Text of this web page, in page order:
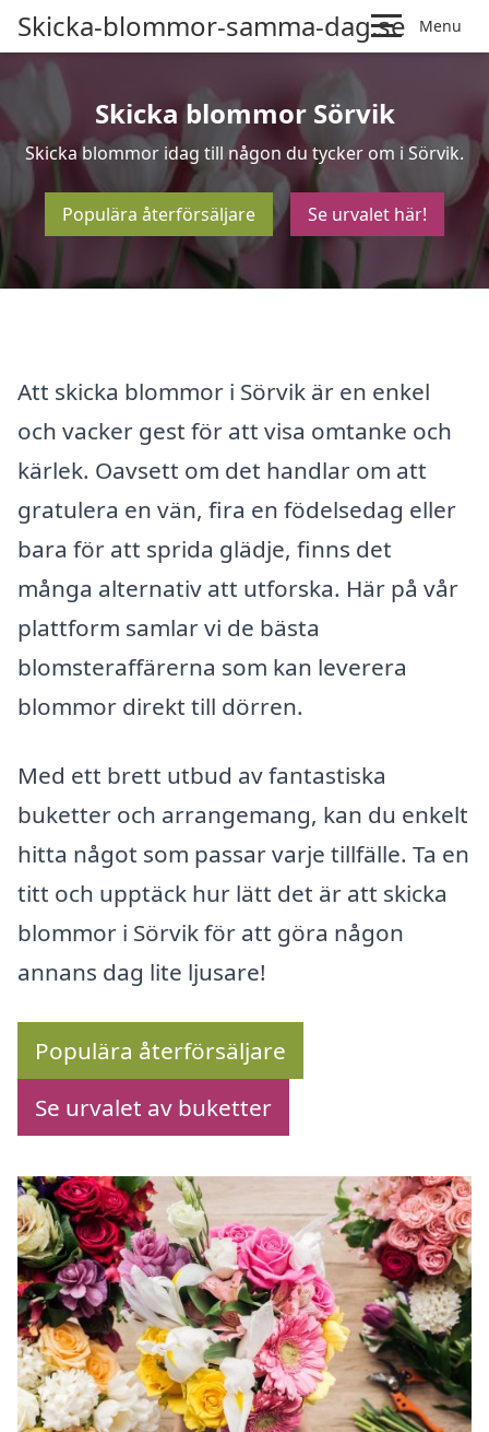
Skicka-blommor-samma-dag.se Menu
Skicka blommor Sörvik
Skicka blommor idag till någon du tycker om i Sörvik.
Populära återförsäljare Se urvalet här!
Att skicka blommor i Sörvik är en enkel
och vacker gest för att visa omtanke och
kärlek. Oavsett om det handlar om att
gratulera en vän, fira en födelsedag eller
bara för att sprida glädje, finns det
många alternativ att utforska. Här på vår
plattform samlar vi de bästa
blomsteraffärerna som kan leverera
blommor direkt till dörren.
Med ett brett utbud av fantastiska
buketter och arrangemang, kan du enkelt
hitta något som passar varje tillfälle. Ta en
titt och upptäck hur lätt det är att skicka
blommor i Sörvik för att göra någon
annans dag lite ljusare!
Populära återförsäljare
Se urvalet av buketter